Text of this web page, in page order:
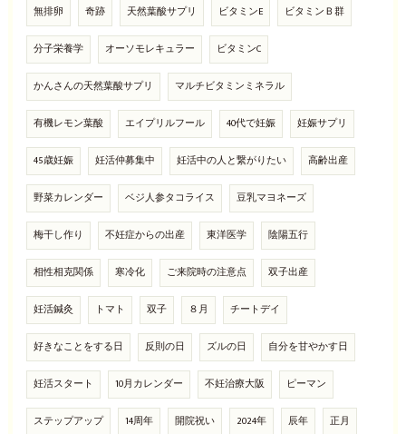
無排卵 奇跡 天然葉酸サプリ ビタミンE ビタミンＢ群
分子栄養学 オーソモレキュラー ビタミンC
かんさんの天然葉酸サプリ マルチビタミンミネラル
有機レモン葉酸 エイプリルフール 40代で妊娠 妊娠サプリ
45歳妊娠 妊活仲募集中 妊活中の人と繋がりたい 高齢出産
野菜カレンダー ベジ人参タコライス 豆乳マヨネーズ
梅干し作り 不妊症からの出産 東洋医学 陰陽五行
相性相克関係 寒冷化 ご来院時の注意点 双子出産
妊活鍼灸 トマト 双子 ８月 チートデイ
好きなことをする日 反則の日 ズルの日 自分を甘やかす日
妊活スタート 10月カレンダー 不妊治療大阪 ピーマン
ステップアップ 14周年 開院祝い 2024年 辰年 正月